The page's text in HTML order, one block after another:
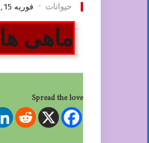
حیوانات فوریه 15, 2020
ماهی
Spread the love